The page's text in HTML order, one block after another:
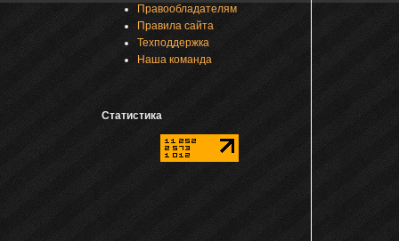
Правообладателям
Правила сайта
Техподдержка
Наша команда
Статистика